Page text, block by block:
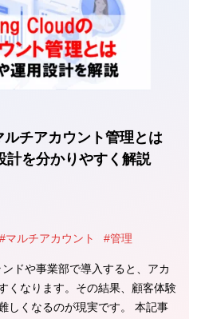
チアカウント管理とは
計を分かりやすく解説
#マルチアカウント #管理
ドや事業部で導入すると、アカ
くなります。その結果、顧客体験
しくなるのが現実です。 本記事